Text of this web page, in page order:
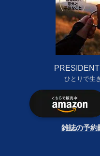
ひとりで生
雑誌の予約